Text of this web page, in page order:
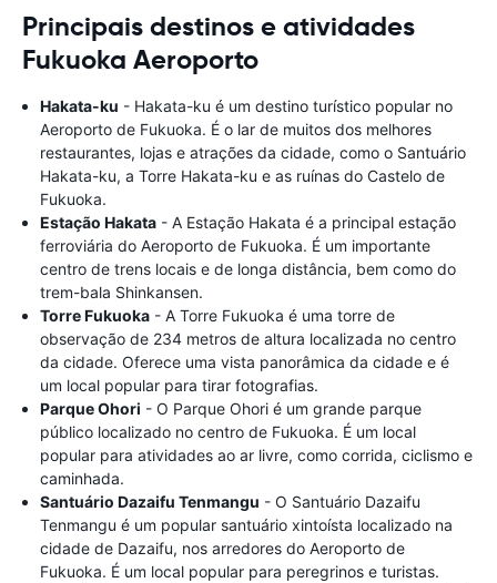
Principais destinos e atividades
Fukuoka Aeroporto
Hakata-ku - Hakata-ku é um destino turístico popular no
Aeroporto de Fukuoka. É o lar de muitos dos melhores
restaurantes, lojas e atrações da cidade, como o Santuário
Hakata-ku, a Torre Hakata-ku e as ruínas do Castelo de
Fukuoka.
Estação Hakata - A Estação Hakata é a principal estação
ferroviária do Aeroporto de Fukuoka. É um importante
centro de trens locais e de longa distância, bem como do
trem-bala Shinkansen.
Torre Fukuoka - A Torre Fukuoka é uma torre de
observação de 234 metros de altura localizada no centro
da cidade. Oferece uma vista panorâmica da cidade e é
um local popular para tirar fotografias.
Parque Ohori - O Parque Ohori é um grande parque
público localizado no centro de Fukuoka. É um local
popular para atividades ao ar livre, como corrida, ciclismo e
caminhada.
Santuário Dazaifu Tenmangu - O Santuário Dazaifu
Tenmangu é um popular santuário xintoísta localizado na
cidade de Dazaifu, nos arredores do Aeroporto de
Fukuoka. É um local popular para peregrinos e turistas.